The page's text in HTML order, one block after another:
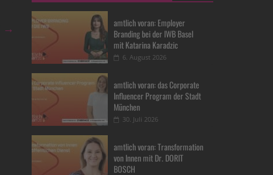
→
amtlich voran: Employer
Branding bei der IWB Basel
mit Katarina Karadzic
6. August 2026
amtlich voran: das Corporate
Influencer Program der Stadt
München
30. Juli 2026
amtlich voran: Transformation
von Innen mit Dr. DORIT
BOSCH